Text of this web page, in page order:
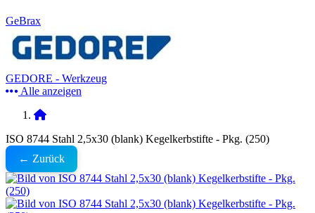
GeBrax
GEDORE - Werkzeug
Alle anzeigen
ISO 8744 Stahl 2,5x30 (blank) Kegelkerbstifte - Pkg. (250)
← Zurück